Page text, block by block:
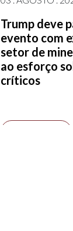
Trump deve
evento com
setor de
ao esforço
críticos